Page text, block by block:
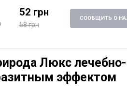
52 грн
58 грн
СООБЩИТЬ О
Люкс лечебно-
эффектом